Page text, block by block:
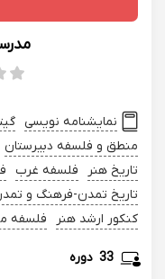
نمایشنامه نویسی
منطق و فلسفه دبیرستان
تاریخ هنر
فلسفه غرب
تاریخ تمدن-فرهنگ و
کنکور ارشد هنر
فلسفه
33 دوره